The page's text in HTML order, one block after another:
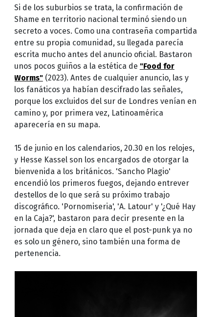
Si de los suburbios se trata, la confirmación de
Shame en territorio nacional terminó siendo un
secreto a voces. Como una contraseña compartida
entre su propia comunidad, su llegada parecía
escrita mucho antes del anuncio oficial. Bastaron
unos pocos guiños a la estética de "Food for
Worms"(2023). Antes de cualquier anuncio, las y
los fanáticos ya habían descifrado las señales,
porque los excluidos del sur de Londres venían en
camino y, por primera vez, Latinoamérica
aparecería en su mapa.
15 de junio en los calendarios, 20.30 en los relojes,
y Hesse Kassel son los encargados de otorgar la
bienvenida a los británicos. 'Sancho Plagio'
encendió los primeros fuegos, dejando entrever
destellos de lo que será su próximo trabajo
discográfico. 'Pornomiseria', 'A. Latour' y '¿Qué Hay
en la Caja?', bastaron para decir presente en la
jornada que deja en claro que el post-punk ya no
es solo un género, sino también una forma de
pertenencia.